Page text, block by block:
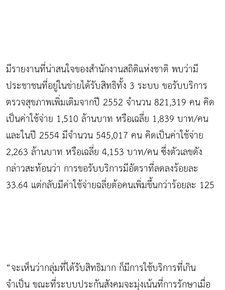
มีรายงานที่น่าสนใจของสำนักงานสถิติแห่งชาติ พบว่ามี
ประชาชนที่อยู่ในข่ายได้รับสิทธิทั้ง 3 ระบบ ขอรับบริการ
ตรวจสุขภาพเพิ่มเติมจากปี 2552 จำนวน 821,319 คน คิด
เป็นค่าใช้จ่าย 1,510 ล้านบาท หรือเฉลี่ย 1,839 บาท/คน
และในปี 2554 มีจำนวน 545,017 คน คิดเป็นค่าใช้จ่าย
2,263 ล้านบาท หรือเฉลี่ย 4,153 บาท/คน ซึ่งตัวเลขดัง
กล่าวสะท้อนว่า การขอรับบริการมีอัตราที่ลดลงร้อยละ
33.64 แต่กลับมีค่าใช้จ่ายฉลี่ยต้อคนเพิ่มขึ้นกว่าร้อยละ 125
“จะเห็นว่ากลุ่มที่ได้รับสิทธิมาก ก็มีการใช้บริการที่เกิน
จำเป็น ขณะที่ระบบประกันสังคมจะมุ่งเน้นที่การรักษาเมื่อ